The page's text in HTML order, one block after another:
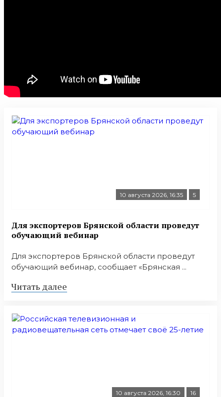
10 августа 2026, 16:35 5
Для экспортеров Брянской области проведут
обучающий вебинар
Для экспортеров Брянской области проведут
обучающий вебинар, сообщает «Брянская ...
Читать далее
10 августа 2026, 16:30 16